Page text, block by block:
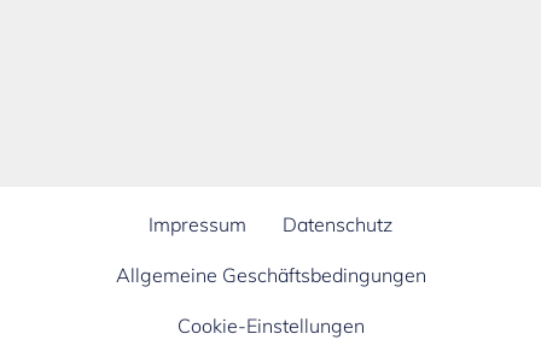
Impressum Datenschutz
Allgemeine Geschäftsbedingungen
Cookie-Einstellungen